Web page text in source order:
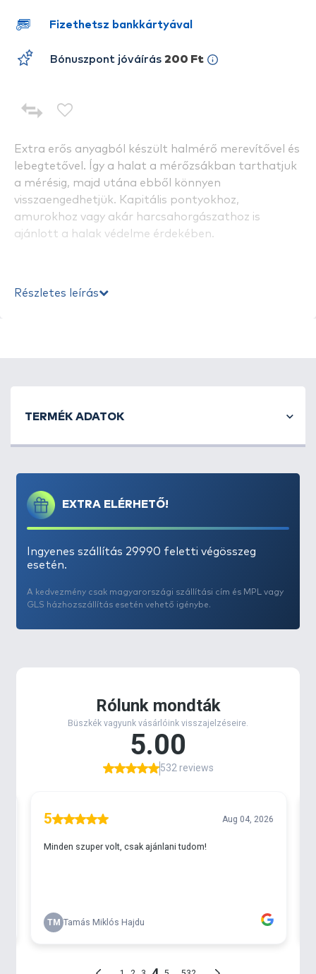
Extra erős anyagból készült halmérő merevítővel és
lebegtetővel. Így a halat a mérőzsákban tarthatjuk
a mérésig, majd utána ebből könnyen
visszaengedhetjük. Kapitális pontyokhoz,
amurokhoz vagy akár harcsahorgászathoz is
ajánlott a halak védelme érdekében.
Részletes leírás
Fizethetsz bankkártyával
Bónuszpont jóváírás 200 Ft
EXTRA ELÉRHETŐ!
Ingyenes szállítás 29990 feletti végösszeg
esetén.
A kedvezmény csak magyarországi szállítási cím és MPL vagy
GLS házhozszállítás esetén vehető igénybe.
TERMÉK ADATOK